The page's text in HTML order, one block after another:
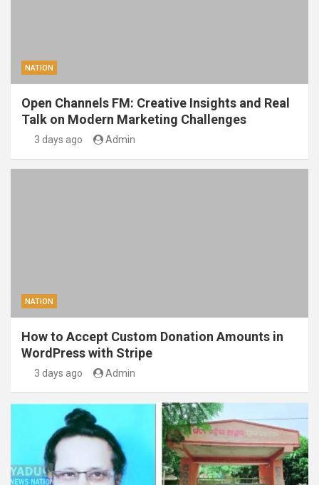
NATION
Open Channels FM: Creative Insights and Real
Talk on Modern Marketing Challenges
3 days ago Admin
NATION
How to Accept Custom Donation Amounts in
WordPress with Stripe
3 days ago Admin